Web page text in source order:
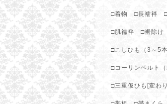
□着物 □長襦袢
□肌襦袢 □裾除け
□こしひも（3～5
□コーリンベルト（
□三重仮ひも[変わ